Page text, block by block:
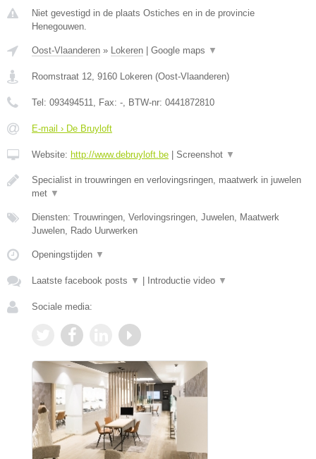
Niet gevestigd in de plaats Ostiches en in de provincie
Henegouwen.
Oost-Vlaanderen » Lokeren Google maps ▼
Roomstraat 12, 9160 Lokeren (Oost-Vlaanderen)
Tel: 093494511, Fax: -, BTW-nr: 0441872810
E-mail › De Bruyloft
Website: http://www.debruyloft.be Screenshot ▼
Specialist in trouwringen en verlovingsringen, maatwerk in juwelen
met ▼
Diensten: Trouwringen, Verlovingsringen, Juwelen, Maatwerk
Juwelen, Rado Uurwerken
Openingstijden ▼
Laatste facebook posts ▼ Introductie video ▼
Sociale media: